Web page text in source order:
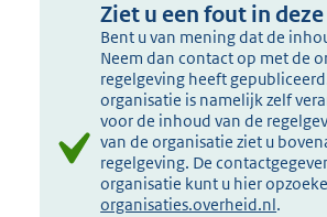
Ziet u een fout in
Bent u van mening dat de
Neem dan contact op met de
regelgeving heeft
organisatie is namelijk zelf
voor de inhoud van de
van de organisatie ziet u
regelgeving. De
organisatie kunt u hier
organisaties.overheid.nl.